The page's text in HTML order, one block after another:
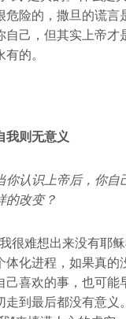
危险的，撒旦的谎言
自己，但其实上帝才
的。
我则无意义
你认识上帝后，你自
的改变？
我很难想出来没有耶
体化进程，如果真的
己喜欢的事，也可能
走到最后都没有意义